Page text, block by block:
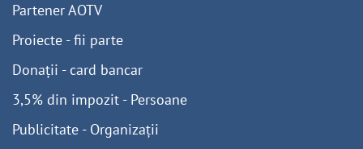
Partener AOTV
Proiecte - fii parte
Donații - card bancar
3,5% din impozit - Persoane
Publicitate - Organizații